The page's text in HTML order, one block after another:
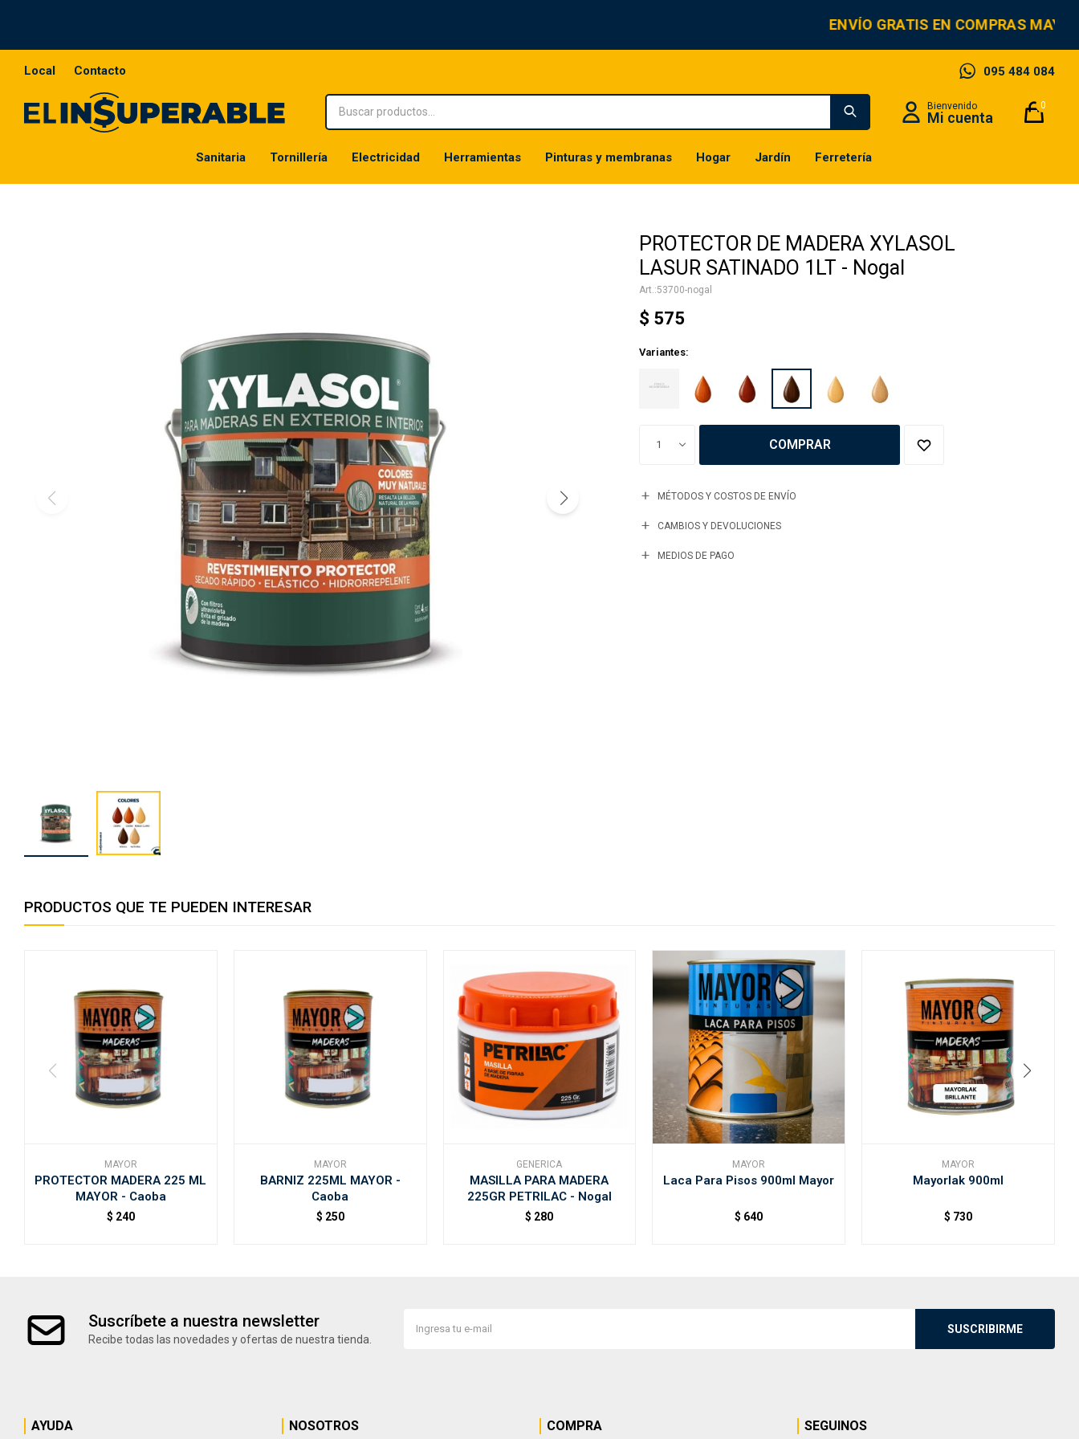
ENVÍO GRATIS EN COMPRAS
Sanitaria Tornillería Electricidad Herramientas Pinturas y membranas Hogar Jardín Ferretería
0
095 484 084
Local Contacto
PROTECTOR DE MADERA XYLASOL
LASUR SATINADO 1LT - Nogal
53700-nogal
$ 575
Variantes:
1 COMPRAR
MÉTODOS Y COSTOS DE ENVÍO
CAMBIOS Y DEVOLUCIONES
MEDIOS DE PAGO
PRODUCTOS QUE TE PUEDEN INTERESAR
MAYOR
PROTECTOR MADERA 225 ML
MAYOR - Caoba
$ 240
MAYOR
BARNIZ 225ML MAYOR -
Caoba
$ 250
GENERICA
MASILLA PARA MADERA
225GR PETRILAC - Nogal
$ 280
MAYOR
Laca Para Pisos 900ml Mayor
$ 640
MAYOR
Mayorlak 900ml
$ 730
Suscríbete a nuestra newsletter
Recibe todas las novedades y ofertas de nuestra tienda.
SUSCRIBIRME
AYUDA NOSOTROS COMPRA SEGUINOS